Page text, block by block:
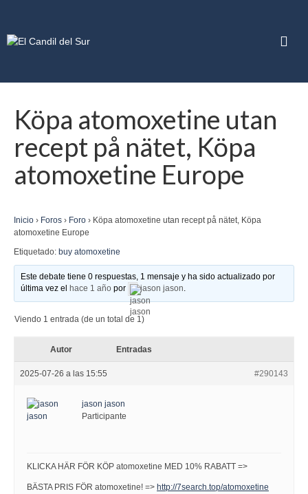
Köpa atomoxetine utan
recept på nätet, Köpa
atomoxetine Europe
Inicio › Foros › Foro › Köpa atomoxetine utan recept på nätet, Köpa
atomoxetine Europe
Etiquetado: buy atomoxetine
Este debate tiene 0 respuestas, 1 mensaje y ha sido actualizado por
última vez el
hace 1 año por jason jason.
Viendo 1 entrada (de un total de 1)
Autor Entradas
2025-07-26 a las 15:55 #290143
jason jason
Participante
KLICKA HÄR FÖR KÖP atomoxetine MED 10% RABATT =>
BÄSTA PRIS FÖR atomoxetine! => http://7search.top/atomoxetine